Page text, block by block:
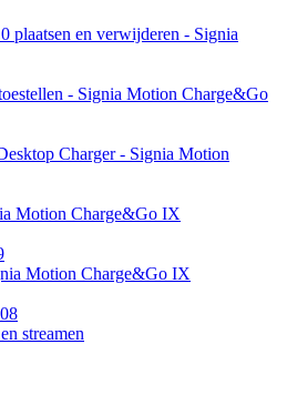
plaatsen en verwijderen - Signia
- Signia Motion Charge&Go
Charger - Signia Motion
Motion Charge&Go IX
Motion Charge&Go IX
streamen